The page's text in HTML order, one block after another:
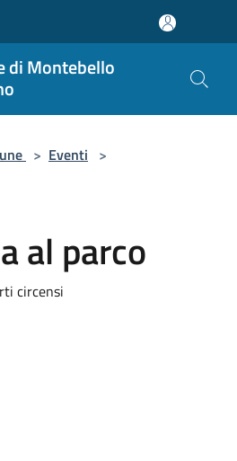
di Montebello
> Eventi >
al parco
circensi